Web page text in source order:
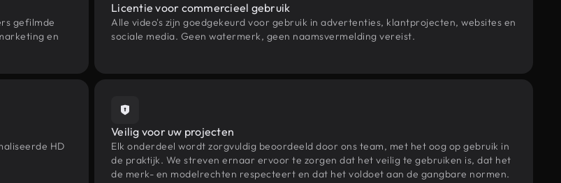
gefilmde
en
Licentie voor commercieel gebruik
Alle video's zijn goedgekeurd voor gebruik in advertenties, klantprojecten, websites en
sociale media. Geen watermerk, geen naamsvermelding vereist.
HD
Veilig voor uw projecten
Elk onderdeel wordt zorgvuldig beoordeeld door ons team, met het oog op gebruik in
de praktijk. We streven ernaar ervoor te zorgen dat het veilig te gebruiken is, dat het
de merk- en modelrechten respecteert en dat het voldoet aan de gangbare normen.